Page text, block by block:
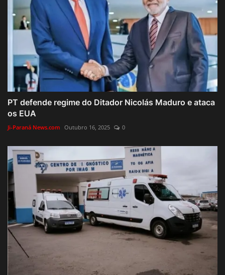
PT defende regime do Ditador Nicolás Maduro e ataca
os EUA
Ji-Paraná News.com Outubro 16, 2025 0